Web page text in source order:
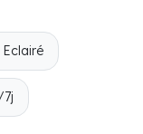
Eclairé